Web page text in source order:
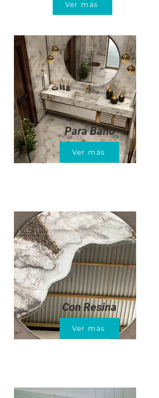
Ver más
Para Baño
Ver más
Con Resina
Ver más